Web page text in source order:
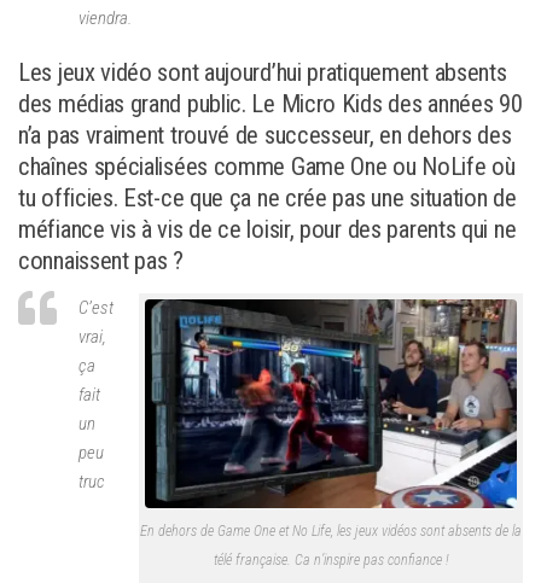
viendra.
Les jeux vidéo sont aujourd’hui pratiquement absents
des médias grand public. Le Micro Kids des années 90
n’a pas vraiment trouvé de successeur, en dehors des
chaînes spécialisées comme Game One ou NoLife où
tu officies. Est-ce que ça ne crée pas une situation de
méfiance vis à vis de ce loisir, pour des parents qui ne
connaissent pas ?
En dehors de Game One et No Life, les jeux vidéos sont absents de la
télé française. Ca n’inspire pas confiance !
C’est
vrai,
ça
fait
un
peu
truc